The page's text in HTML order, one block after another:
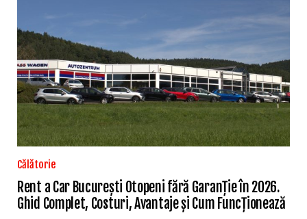
Călătorie
Rent a Car București Otopeni fără Garanție în 2026.
Ghid Complet, Costuri, Avantaje și Cum Funcționează